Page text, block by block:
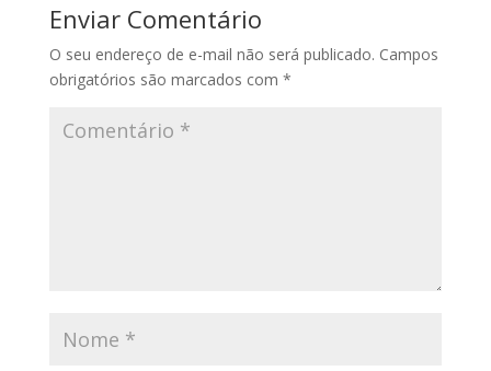
Enviar Comentário
O seu endereço de e-mail não será publicado. Campos
obrigatórios são marcados com *